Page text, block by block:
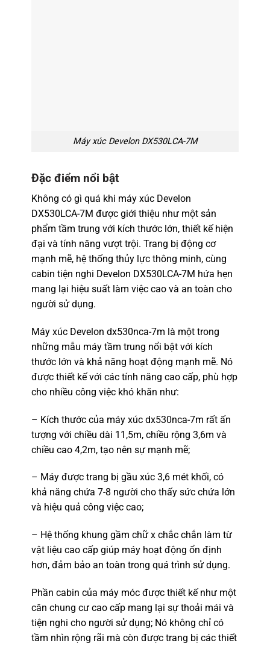
Máy xúc Develon DX530LCA-7M
Đặc điểm nổi bật
Không có gì quá khi máy xúc Develon
DX530LCA-7M được giới thiệu như một sản
phẩm tầm trung với kích thước lớn, thiết kế hiện
đại và tính năng vượt trội. Trang bị động cơ
mạnh mẽ, hệ thống thủy lực thông minh, cùng
cabin tiện nghi Develon DX530LCA-7M hứa hẹn
mang lại hiệu suất làm việc cao và an toàn cho
người sử dụng.
Máy xúc Develon dx530nca-7m là một trong
những mẫu máy tầm trung nổi bật với kích
thước lớn và khả năng hoạt động mạnh mẽ. Nó
được thiết kế với các tính năng cao cấp, phù hợp
cho nhiều công việc khó khăn như:
– Kích thước của máy xúc dx530nca-7m rất ấn
tượng với chiều dài 11,5m, chiều rộng 3,6m và
chiều cao 4,2m, tạo nên sự mạnh mẽ;
– Máy được trang bị gầu xúc 3,6 mét khối, có
khả năng chứa 7-8 người cho thấy sức chứa lớn
và hiệu quả công việc cao;
– Hệ thống khung gầm chữ x chắc chắn làm từ
vật liệu cao cấp giúp máy hoạt động ổn định
hơn, đảm bảo an toàn trong quá trình sử dụng.
Phần cabin của máy móc được thiết kế như một
căn chung cư cao cấp mang lại sự thoải mái và
tiện nghi cho người sử dụng; Nó không chỉ có
tầm nhìn rộng rãi mà còn được trang bị các thiết